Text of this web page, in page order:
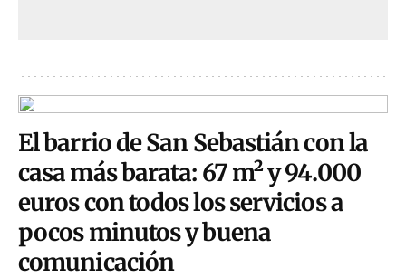
El barrio de San Sebastián con la
casa más barata: 67 m² y 94.000
euros con todos los servicios a
pocos minutos y buena
comunicación